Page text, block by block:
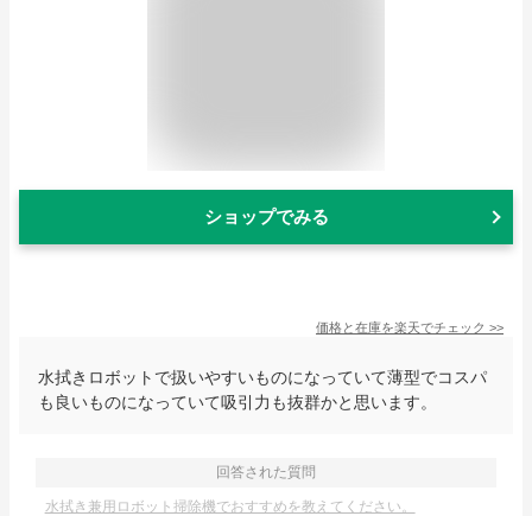
ショップでみる
価格と在庫を楽天でチェック >>
水拭きロボットで扱いやすいものになっていて薄型でコスパ
も良いものになっていて吸引力も抜群かと思います。
回答された質問
水拭き兼用ロボット掃除機でおすすめを教えてください。